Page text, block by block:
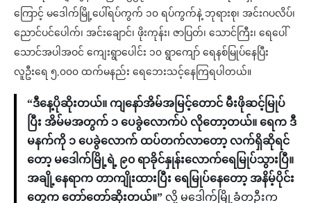
ကြောင့် မဒေါက်မြို့ပေါ်ရပ်ကွက် ၁၀ ရပ်ကွက်နဲ့ ဘုရားစု၊ အင်းဂပလိပ်၊
ညောင်ပင်ပေါက်၊ အင်းချောင်၊ ဖိုးကုန်း၊ ဇာပြတ်၊ သောင်ကြီး၊ ရေပေါ်
သောင်အပါအဝင် ကျေးရွာပေါင်း ၁၀ ရွာကျော် ရေနစ်မြုပ်နေပြီး
လူဦးရေ ၅,၀၀၀ ထက်မနည်း ရေဘေးသင့်နေကြရပါတယ်။
“ဒီနေ့ပိုဆိုးတယ်။ ကျနော်အိမ်အမြင့်တောင် မီးဖိုဆင့်မြုပ်
ပြီး အိမ်မအတွက် ၁ ပေခွဲလောက်ပဲ လိုတော့တယ်။ ရေက ဒီ
မနက်ကို ၁ ပေခွဲလောက် ထပ်တက်လာတော့ လက်ရှိဆိုရင်
တော့ မဒေါက်မြို့ရဲ့ ၉၀ ရာခိုင်နှုန်းလောက်ရေမြုပ်သွားပြီ။
အချို့နေရာက တာကျိုးထားပြီး ရေမြုပ်နေတော့ အနိမ့်ပိုင်း
တွေက တော်တော်ဆိုးတယ်။” လို့ မဒေါက်မြို့ခံတဦးက